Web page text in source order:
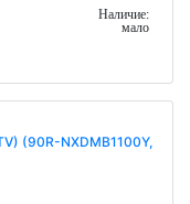
Наличие:
мало
(90R-NXDMB1100Y,